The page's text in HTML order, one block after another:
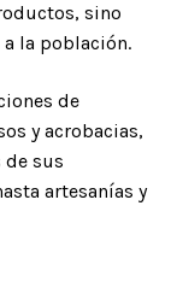
sino
la población.
de
y acrobacias,
sus
artesanías y